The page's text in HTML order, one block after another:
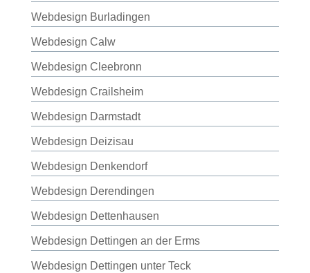
Webdesign Burladingen
Webdesign Calw
Webdesign Cleebronn
Webdesign Crailsheim
Webdesign Darmstadt
Webdesign Deizisau
Webdesign Denkendorf
Webdesign Derendingen
Webdesign Dettenhausen
Webdesign Dettingen an der Erms
Webdesign Dettingen unter Teck